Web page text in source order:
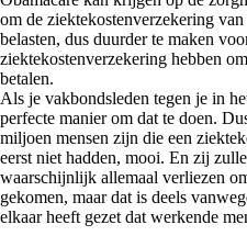
om de ziektekostenverzekering
belasten, dus duurder te maken
ziektekostenverzekering hebben
betalen.
Als je vakbondsleden tegen je in
perfecte manier om dat te doen.
miljoen mensen zijn die een
eerst niet hadden, mooi. En zij
waarschijnlijk allemaal verliezen
gekomen, maar dat is deels
elkaar heeft gezet dat werkende